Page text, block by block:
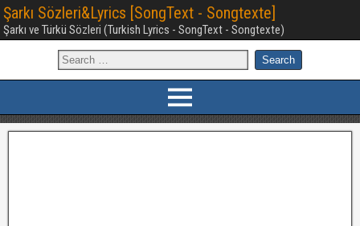
Şarkı Sözleri&Lyrics [SongText - Songtexte]
Şarkı ve Türkü Sözleri (Turkish Lyrics - SongText - Songtexte)